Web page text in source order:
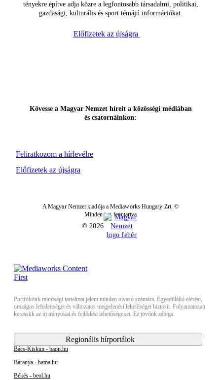
tényekre építve adja közre a legfontosabb társadalmi, politikai,
gazdasági, kulturális és sport témájú információkat.
Előfizetek az újságra
Feliratkozom a hírlevélre
Kövesse a Magyar Nemzet híreit a közösségi médiában
és csatornáinkon:
Előfizetek az újságra
A Magyar Nemzet kiadója a Mediaworks Hungary Zrt. ©
Minden jog fenntartva
© 2026
Portfóliónk minőségi tartalmat jelent minden olvasó számára. Egyedülálló elérést,
országos lefedettséget és változatos megjelenési lehetőséget biztosít. Folyamatosan
keressük az új irányokat és fejlődési lehetőségeket. Ez jövőnk záloga.
Regionális hírportálok
Bács-Kiskun - baon.hu
Baranya - bama.hu
Békés - beol.hu